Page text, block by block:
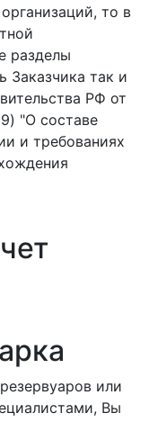
то в
разделы
Заказчика так и
РФ от
"О составе
и требованиях
или
Вы